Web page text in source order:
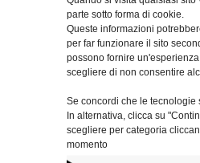
parte sotto forma di cookie.
Queste informazioni
per far funzionare il sito
possono fornire
scegliere di non consentire
Se concordi che le tecnologie
In alternativa, clicca su
scegliere per categoria
momento